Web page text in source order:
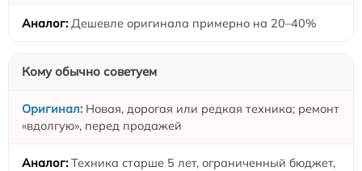
Дешевле оригинала примерно на 20–40%
Кому обычно советуем
Новая, дорогая или редкая техника; ремонт
«вдолгую», перед продажей
Техника старше 5 лет, ограниченный бюджет,